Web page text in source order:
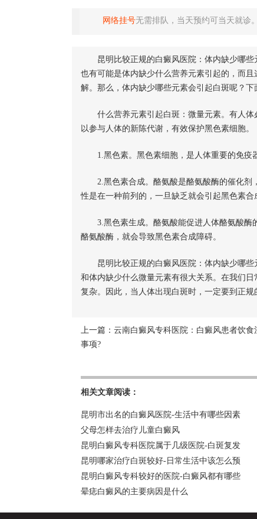
网络挂号无需排队，当天预约可当天就诊
昆明比较正规的白癜风医院：体内缺少哪些
也有可能是体内缺少什么营养元素引起的，而
解。那么，体内缺少哪些元素会引起白斑呢？下
什么营养元素引起白斑：微量元素。有人体
以参与人体的新陈代谢，有效保护黑色素细胞。
1.黑色素。黑色素细胞，是人体重要的免疫
2.黑色素合成。酪氨酸是酪氨酸酶的催化剂
性是在一种前列的，一旦缺乏就会引起黑色素合
3.黑色素生成。酪氨酸能促进人体酪氨酸酶
酪氨酸酶，就会导致黑色素合成障碍。
昆明比较正规的白癜风医院：体内缺少哪些
和体内缺少什么微量元素有很大关系。在我们
复杂。因此，当人体出现白斑时，一定要到正
上一篇： 云南白癜风专科医院：白癜风患者饮食
事项?
相关文章阅读：
昆明市出名的白癜风医院-生活中有哪些因素
父母怎样去治疗儿童白癜风
昆明白癜风专科医院属于几级医院-白斑复发
昆明哪家治疗白斑较好-日常生活中该怎么预
昆明白癜风专科较好的医院-白癜风都有哪些
晕痣白癜风的主要病因是什么